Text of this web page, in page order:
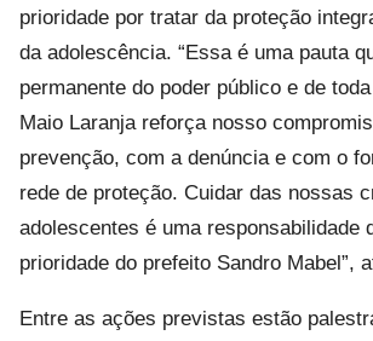
prioridade por tratar da proteção
da adolescência. “Essa é uma pauta
permanente do poder público e de
Maio Laranja reforça nosso
prevenção, com a denúncia e com o
rede de proteção. Cuidar das nossas
adolescentes é uma responsabilidade
prioridade do prefeito Sandro Mabel”,
Entre as ações previstas estão